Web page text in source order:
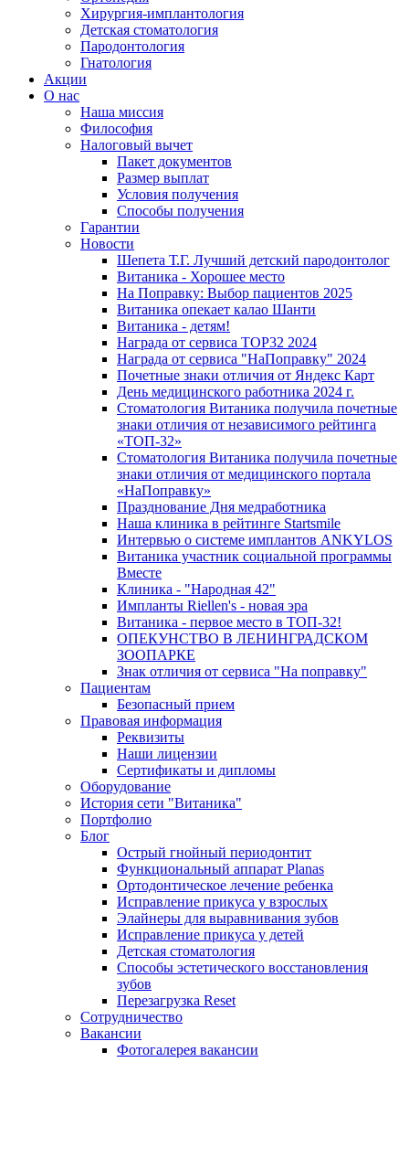
Хирургия-имплантология
Детская стоматология
Пародонтология
Гнатология
Акции
О нас
Наша миссия
Философия
Налоговый вычет
Пакет документов
Размер выплат
Условия получения
Способы получения
Гарантии
Новости
Шепета Т.Г. Лучший детский пародонтолог
Витаника - Хорошее место
На Поправку: Выбор пациентов 2025
Витаника опекает калао Шанти
Витаника - детям!
Награда от сервиса TOP32 2024
Награда от сервиса "НаПоправку" 2024
Почетные знаки отличия от Яндекс Карт
День медицинского работника 2024 г.
Стоматология Витаника получила почетные
знаки отличия от независимого рейтинга
«ТОП-32»
Стоматология Витаника получила почетные
знаки отличия от медицинского портала
«НаПоправку»
Празднование Дня медработника
Наша клиника в рейтинге Startsmile
Интервью о системе имплантов ANKYLOS
Витаника участник социальной программы
Вместе
Клиника - "Народная 42"
Импланты Riellen's - новая эра
Витаника - первое место в ТОП-32!
ОПЕКУНСТВО В ЛЕНИНГРАДСКОМ
ЗООПАРКЕ
Знак отличия от сервиса "На поправку"
Пациентам
Безопасный прием
Правовая информация
Реквизиты
Наши лицензии
Сертификаты и дипломы
Оборудование
История сети "Витаника"
Портфолио
Блог
Острый гнойный периодонтит
Функциональный аппарат Planas
Ортодонтическое лечение ребенка
Исправление прикуса у взрослых
Элайнеры для выравнивания зубов
Исправление прикуса у детей
Детская стоматология
Способы эстетического восстановления
зубов
Перезагрузка Reset
Сотрудничество
Вакансии
Фотогалерея вакансии